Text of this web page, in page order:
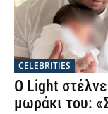
CELEBRITIES
Ο Light
μωράκι του: